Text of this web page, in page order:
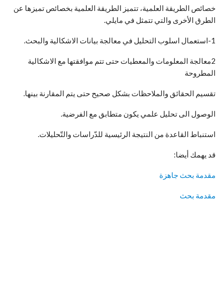
خصائص الطريقة العلمية، تتميز الطريقة العلمية بخصائص تميزها عن
الطرق الأخرى والتي تتمثل في مايلي.
1-استعمال اسلوب التحليل في معالجة بيانات الاشكالية والبحث.
2معالجة المعلومات والمعطيات حتى تتم موافقتها مع الاشكالية
المطروحة
تقسيم الحقائق والملاحظات بشكل صحيح حتى يتم المقارنة بينها.
الوصول الى تحليل علمي يكون متطابق مع الفرضية.
استنباط القاعدة من النتيجة الرئيسية للدّراسات والتّحليلات.
قد يهمك أيضا:
مقدمة بحث جاهزة
مقدمة بحث